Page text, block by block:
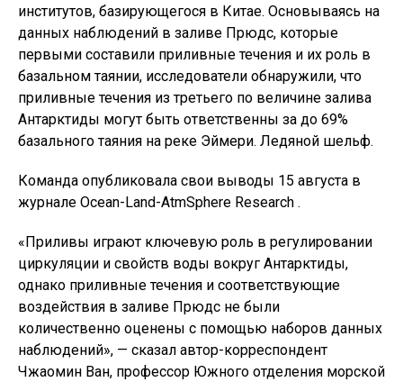
институтов, базирующегося в Китае. Основываясь на
данных наблюдений в заливе Прюдс, которые
первыми составили приливные течения и их роль в
базальном таянии, исследователи обнаружили, что
приливные течения из третьего по величине залива
Антарктиды могут быть ответственны за до 69%
базального таяния на реке Эймери. Ледяной шельф.
Команда опубликовала свои выводы 15 августа в
журнале Ocean-Land-AtmSphere Research .
«Приливы играют ключевую роль в регулировании
циркуляции и свойств воды вокруг Антарктиды,
однако приливные течения и соответствующие
воздействия в заливе Прюдс не были
количественно оценены с помощью наборов данных
наблюдений», — сказал автор-корреспондент
Чжаомин Ван, профессор Южного отделения морской